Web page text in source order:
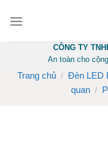
CÔNG TY
An toàn cho
Trang chủ / Đèn LED
quan /